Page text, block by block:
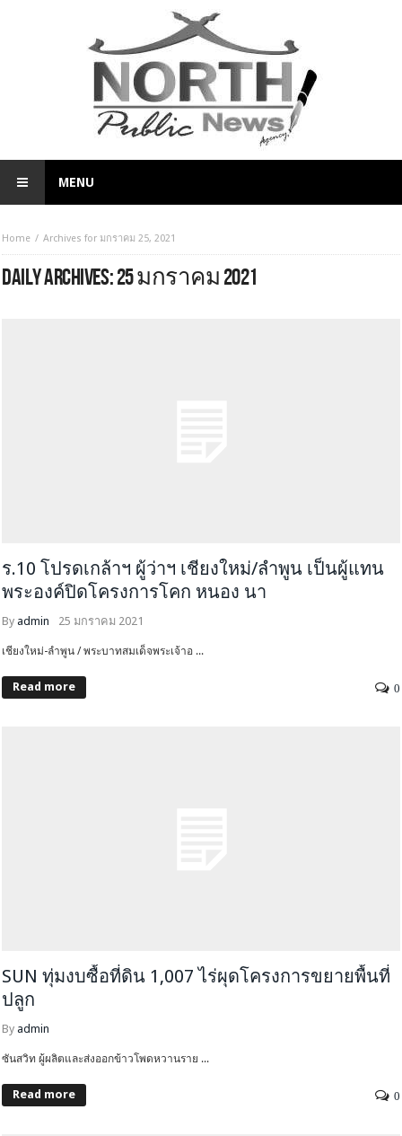
MENU
Home Archives for มกราคม 25, 2021
DAILY ARCHIVES:25 มกราคม 2021
ร.10 โปรดเกล้าฯ ผู้ว่าฯ เชียงใหม่/ลำพูน เป็นผู้แทน
พระองค์ปิดโครงการโคก หนอง นา
By admin 25 มกราคม 2021
เชียงใหม่-ลำพูน / พระบาทสมเด็จพระเจ้าอ ...
Read more 0
SUN ทุ่มงบซื้อที่ดิน 1,007 ไร่ผุดโครงการขยายพื้นที่
ปลูก
By admin
ซันสวิท ผู้ผลิตและส่งออกข้าวโพดหวานราย ...
Read more 0